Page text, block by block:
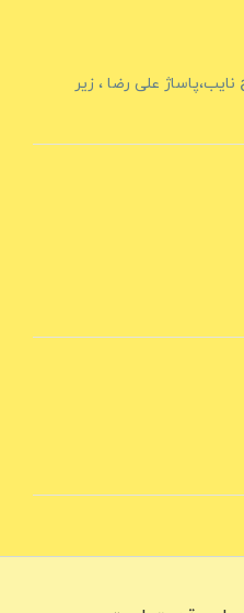
علی رضا ، زیر